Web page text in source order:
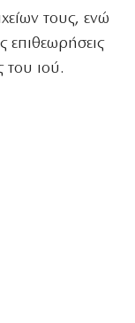
τους, ενώ
επιθεωρήσεις
του ιού.